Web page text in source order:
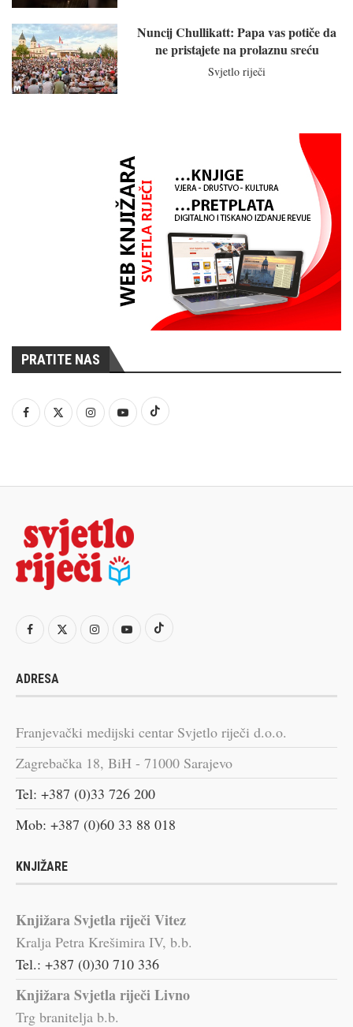
Nuncij Chullikatt: Papa vas potiče da
ne pristajete na prolaznu sreću
Svjetlo riječi
PRATITE NAS
ADRESA
Franjevački medijski centar Svjetlo riječi d.o.o.
Zagrebačka 18, BiH - 71000 Sarajevo
Tel: +387 (0)33 726 200
Mob: +387 (0)60 33 88 018
KNJIŽARE
Knjižara Svjetla riječi Vitez
Kralja Petra Krešimira IV, b.b.
Tel.: +387 (0)30 710 336
Knjižara Svjetla riječi Livno
Trg branitelja b.b.